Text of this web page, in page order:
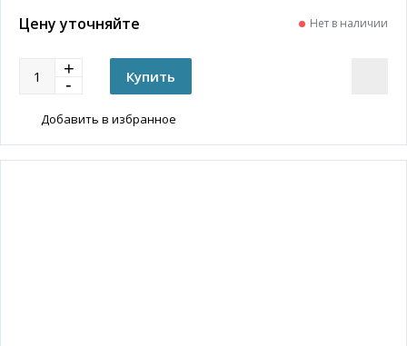
Цену уточняйте Нет в наличии
Добавить в избранное